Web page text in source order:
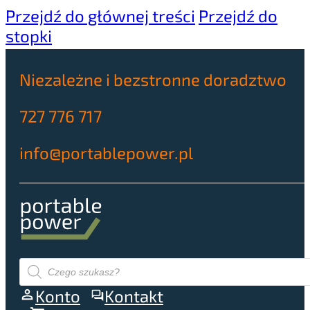
Przejdź do głównej treści Przejdź do
stopki
Niezależne i bezstronne doradztwo
727 776 717
info@portablepower.pl
Wyszukiwarka
produktów
Konto Kontakt